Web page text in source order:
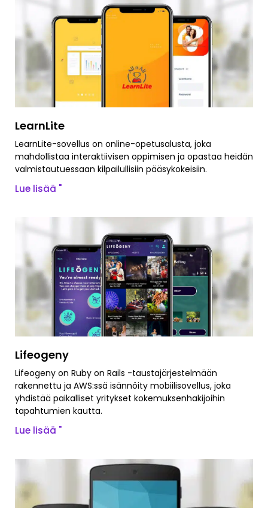
LearnLite
LearnLite-sovellus on online-opetusalusta, joka
mahdollistaa interaktiivisen oppimisen ja opastaa heidän
valmistautuessaan kilpailullisiin pääsykokeisiin.
Lue lisää "
Lifeogeny
Lifeogeny on Ruby on Rails -taustajärjestelmään
rakennettu ja AWS:ssä isännöity mobiilisovellus, joka
yhdistää paikalliset yritykset kokemuksenhakijoihin
tapahtumien kautta.
Lue lisää "